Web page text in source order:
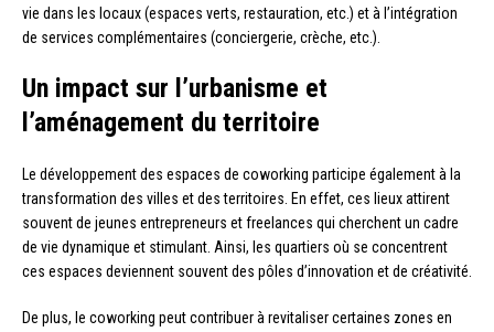
vie dans les locaux (espaces verts, restauration, etc.) et à l’intégration
de services complémentaires (conciergerie, crèche, etc.).
Un impact sur l’urbanisme et
l’aménagement du territoire
Le développement des espaces de coworking participe également à la
transformation des villes et des territoires. En effet, ces lieux attirent
souvent de jeunes entrepreneurs et freelances qui cherchent un cadre
de vie dynamique et stimulant. Ainsi, les quartiers où se concentrent
ces espaces deviennent souvent des pôles d’innovation et de créativité.
De plus, le coworking peut contribuer à revitaliser certaines zones en